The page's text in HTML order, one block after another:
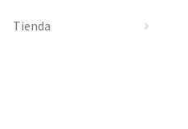
Tienda